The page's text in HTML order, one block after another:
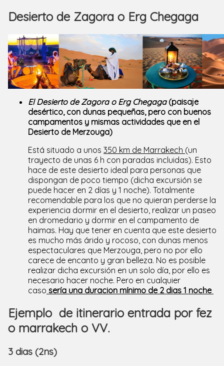
Desierto de Zagora o Erg Chegaga
El Desierto de Zagora o Erg Chegaga (paisaje
desértico, con dunas pequeñas, pero con buenos
campamentos y mismas actividades que en el
Desierto de Merzouga)
Está situado a unos 350 km de Marrakech (un
trayecto de unas 6 h con paradas incluidas). Esto
hace de este desierto ideal para personas que
dispongan de poco tiempo (dicha excursión se
puede hacer en 2 días y 1 noche). Totalmente
recomendable para los que no quieran perderse la
experiencia dormir en el desierto, realizar un paseo
en dromedario y dormir en el campamento de
haimas. Hay que tener en cuenta que este desierto
es mucho más árido y rocoso, con dunas menos
espectaculares que Merzouga, pero no por ello
carece de encanto y gran belleza. No es posible
realizar dicha excursión en un solo día, por ello es
necesario hacer noche. Pero en cualquier
caso sería una duracion mínimo de 2 dias 1 noche
Ejemplo de itinerario entrada por fez
o marrakech o VV.
3 dias (2ns)